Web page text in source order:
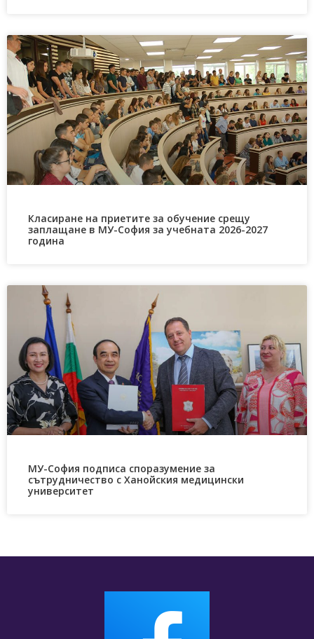
Класиране на приетите за обучение срещу
заплащане в МУ-София за учебната 2026-2027
година
МУ-София подписа споразумение за
сътрудничество с Ханойския медицински
университет